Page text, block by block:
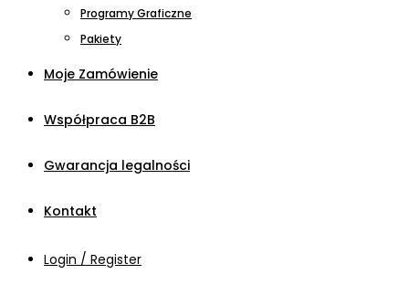
Programy Graficzne
Pakiety
Moje Zamówienie
Współpraca B2B
Gwarancja legalności
Kontakt
Login / Register